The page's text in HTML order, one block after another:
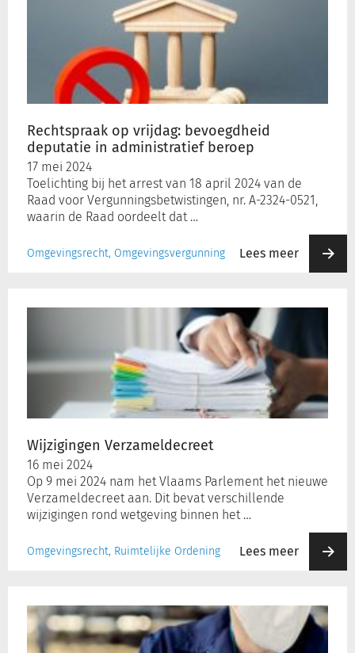
Rechtspraak op vrijdag: bevoegdheid
deputatie in administratief beroep
17 mei 2024
Toelichting bij het arrest van 18 april 2024 van de
Raad voor Vergunningsbetwistingen, nr. A-2324-0521,
waarin de Raad oordeelt dat …
Omgevingsrecht, Omgevingsvergunning Lees meer
administratief
beroep
Wijzigingen Verzameldecreet
16 mei 2024
Op 9 mei 2024 nam het Vlaams Parlement het nieuwe
Verzameldecreet aan. Dit bevat verschillende
wijzigingen rond wetgeving binnen het …
Omgevingsrecht, Ruimtelijke Ordening Lees meer
vrijdag:
overtreder